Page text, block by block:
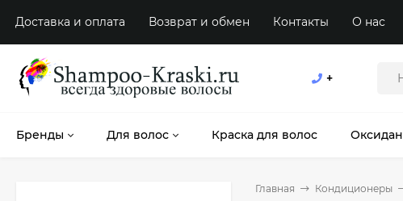
Доставка и оплата Возврат и обмен Контакты О нас
+
Бренды Для волос Краска для волос
Главная Кондиционеры